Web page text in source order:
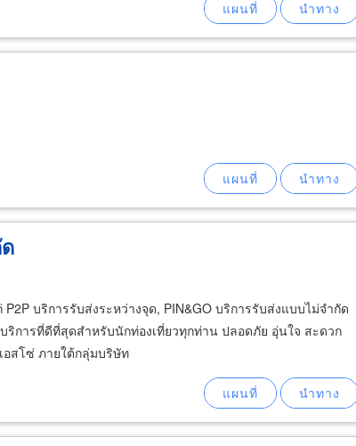
บริการรับส่งระหว่างจุด, PIN&GO บริการรับส่งแบบไม่จำกัด
การที่ดีที่สุดสำหรับนักท่องเที่ยวทุกท่าน ปลอดภัย อุ่นใจ สะดวก
อสโซ่ ภายใต้กลุ่มบริษัท